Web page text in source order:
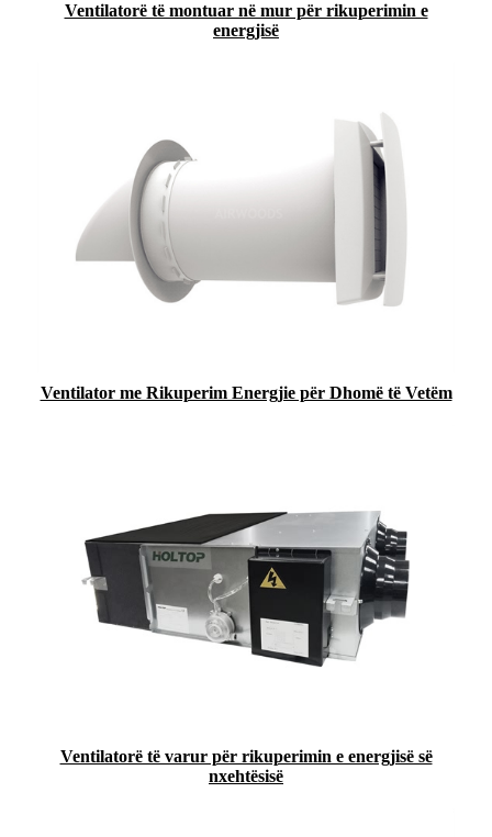
Ventilatorë të montuar në mur për rikuperimin e
energjisë
Ventilator me Rikuperim Energjie për Dhomë të Vetëm
Ventilatorë të varur për rikuperimin e energjisë së
nxehtësisë